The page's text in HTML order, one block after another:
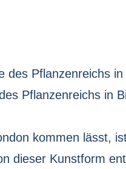
Pflanzenreichs in
kommen lässt,
dieser Kunstform